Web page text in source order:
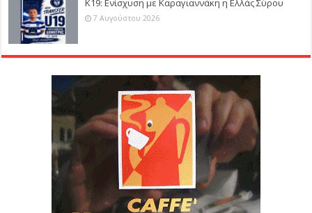
Κ19: Ενίσχυση με Καραγιαννάκη η Ελλάς Σύρου
7 Αυγούστου 2026